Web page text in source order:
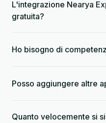
L'integrazione Nearya
gratuita?
Ho bisogno di
Posso aggiungere altre
Quanto velocemente si